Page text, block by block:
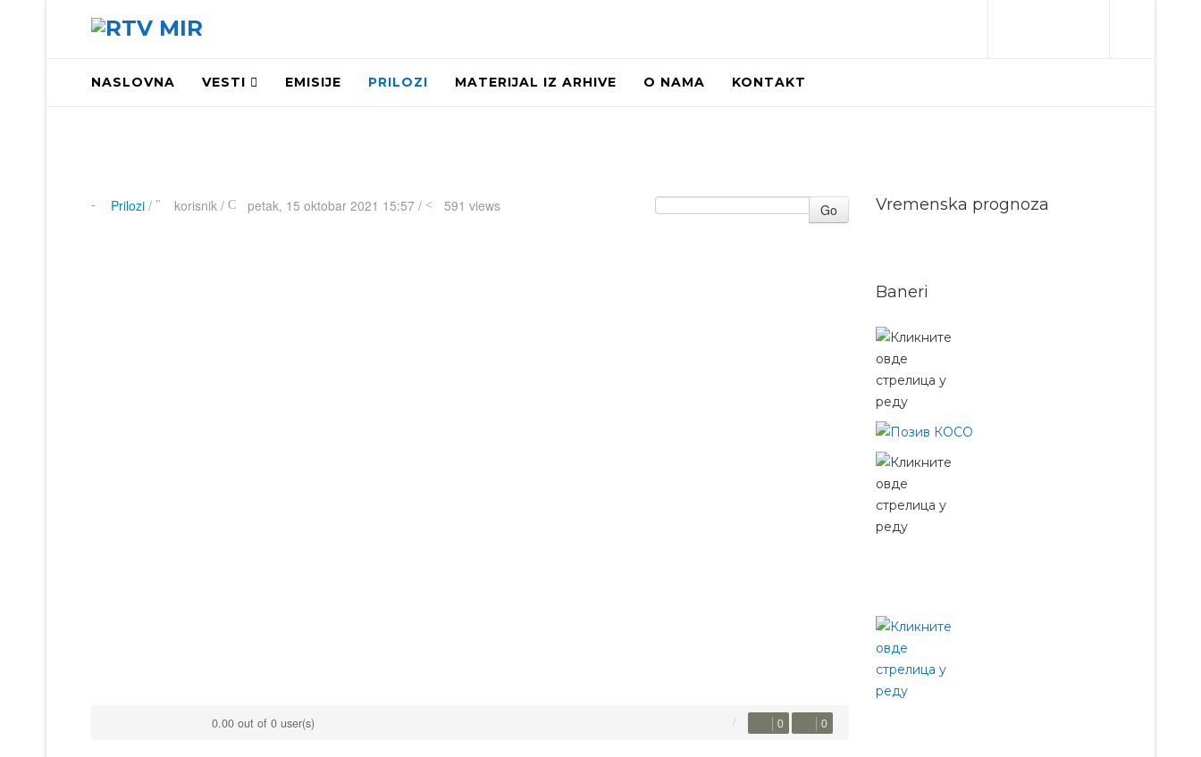
NASLOVNA VESTI EMISIJE PRILOZI MATERIJAL IZ ARHIVE O NAMA KONTAKT
Prilozi/ korisnik / petak, 15 oktobar 2021 15:57 / 591 views Go
0.00 out of 0 user(s) 0 0
Vremenska prognoza
Baneri